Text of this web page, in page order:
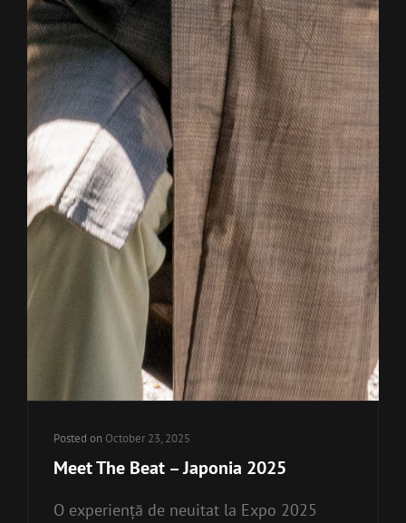
Posted on October 23, 2025
Meet The Beat – Japonia 2025
O experiență de neuitat la Expo 2025